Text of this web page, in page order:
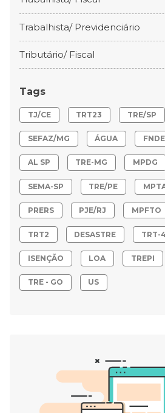
Trabalhista/ Previdenciário
Tributário/ Fiscal
Tags
TJ/CE TRT23 TRE/SP
SEFAZ/MG ÁGUA FNDE
AL SP TRE-MG MPDG
SEMA-SP TRE/PE
PRERS PJE/RJ MPFTO
TRT2 DESASTRE TRT-4
ISENÇÃO LOA TREPI
TRE - GO US